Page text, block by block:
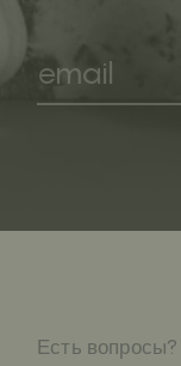
Есть вопросы?